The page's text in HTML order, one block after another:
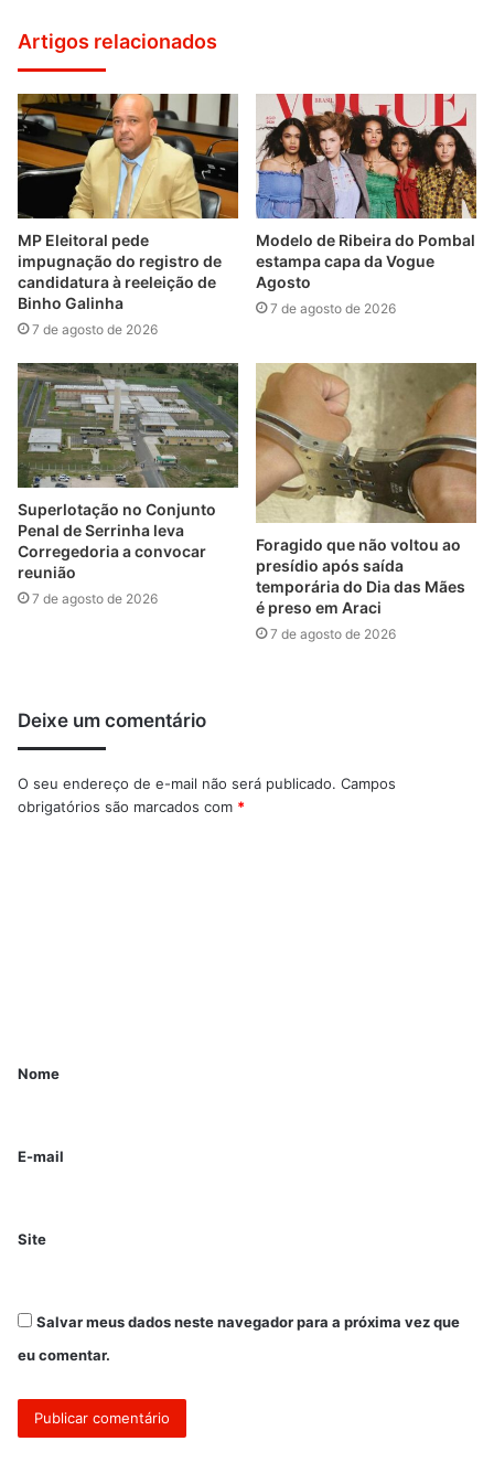
Artigos relacionados
MP Eleitoral pede
impugnação do registro de
candidatura à reeleição de
Binho Galinha
7 de agosto de 2026
Modelo de Ribeira do Pombal
estampa capa da Vogue
Agosto
7 de agosto de 2026
Superlotação no Conjunto
Penal de Serrinha leva
Corregedoria a convocar
reunião
7 de agosto de 2026
Foragido que não voltou ao
presídio após saída
temporária do Dia das Mães
é preso em Araci
7 de agosto de 2026
Deixe um comentário
O seu endereço de e-mail não será publicado. Campos
obrigatórios são marcados com *
Nome
E-mail
Site
Salvar meus dados neste navegador para a próxima vez que
eu comentar.